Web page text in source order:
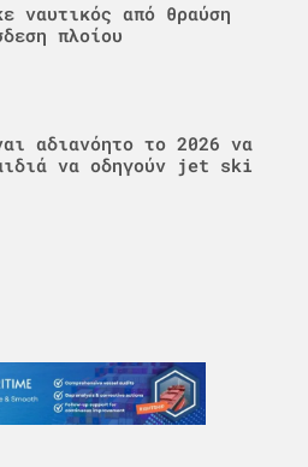
ναυτικός από θραύση
πλοίου
αδιανόητο το 2026 να
να οδηγούν jet ski